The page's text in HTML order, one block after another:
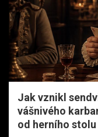
Jak vznikl
vášnivého
od herního stolu